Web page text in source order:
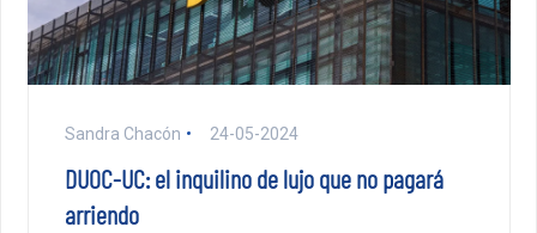
Sandra Chacón 24-05-2024
DUOC-UC: el inquilino de lujo que no pagará
arriendo